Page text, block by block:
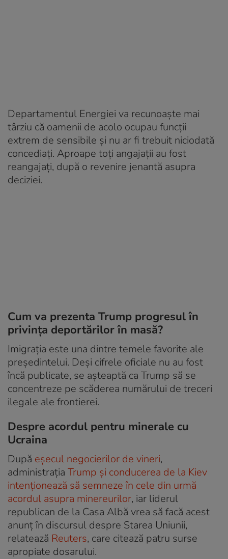
Departamentul Energiei va recunoaște mai
târziu că oamenii de acolo ocupau funcții
extrem de sensibile și nu ar fi trebuit niciodată
concediați. Aproape toți angajații au fost
reangajați, după o revenire jenantă asupra
deciziei.
Cum va prezenta Trump progresul în
privința deportărilor în masă?
Imigrația este una dintre temele favorite ale
președintelui. Deși cifrele oficiale nu au fost
încă publicate, se așteaptă ca Trump să se
concentreze pe scăderea numărului de treceri
ilegale ale frontierei.
Despre acordul pentru minerale cu
Ucraina
După eșecul negocierilor de vineri,
administrația Trump și conducerea de la Kiev
intenționează să semneze în cele din urmă
acordul asupra minereurilor, iar liderul
republican de la Casa Albă vrea să facă acest
anunț în discursul despre Starea Uniunii,
relatează Reuters, care citează patru surse
apropiate dosarului.